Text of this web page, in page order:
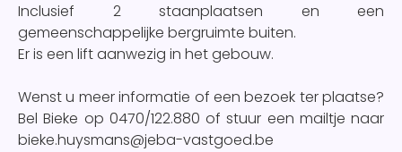
Inclusief 2 staanplaatsen en een
gemeenschappelijke bergruimte buiten.
Er is een lift aanwezig in het gebouw.
Wenst u meer informatie of een bezoek ter plaatse?
Bel Bieke op 0470/122.880 of stuur een mailtje naar
bieke.huysmans@jeba-vastgoed.be